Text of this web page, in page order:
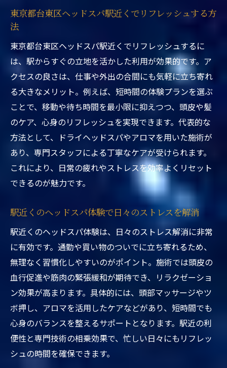
東京都台東区ヘッドスパ駅近くの効率的な
体験方法
駅近くのヘッドスパ体験は忙しい人の強い
駅近くのヘッドスパで得られるリラックス効果
東京都台東区ヘッドスパ駅近くで深いリラ
ックスを実感
駅近くのヘッドスパ体験が心身に与える癒
やし
東京都台東区ヘッドスパ駅近くで感じる安
心感
駅近くのヘッドスパ体験でストレス軽減を
東京都台東区ヘッドスパ駅近く体験の幸福
感とは
駅近くヘッドスパ体験で心の疲れもリセッ
ト
ヘッドスパ体験プラン選びで知っておきたいこ
と
東京都台東区ヘッドスパ駅近く体験プラン
の比較ポイント
駅近くで選ぶべきヘッドスパ体験のコツ
東京都台東区ヘッドスパ駅近くでリフレッシュする方
法
東京都台東区ヘッドスパ駅近くでリフレッシュするに
は、駅からすぐの立地を活かした利用が効果的です。ア
クセスの良さは、仕事や外出の合間にも気軽に立ち寄れ
る大きなメリット。例えば、短時間の体験プランを選ぶ
ことで、移動や待ち時間を最小限に抑えつつ、頭皮や髪
のケア、心身のリフレッシュを実現できます。代表的な
方法として、ドライヘッドスパやアロマを用いた施術が
あり、専門スタッフによる丁寧なケアが受けられます。
これにより、日常の疲れやストレスを効率よくリセット
できるのが魅力です。
駅近くのヘッドスパ体験で日々のストレスを解消
駅近くのヘッドスパ体験は、日々のストレス解消に非常
に有効です。通勤や買い物のついでに立ち寄れるため、
無理なく習慣化しやすいのがポイント。施術では頭皮の
血行促進や筋肉の緊張緩和が期待でき、リラクゼーショ
ン効果が高まります。具体的には、頭部マッサージやツ
ボ押し、アロマを活用したケアなどがあり、短時間でも
心身のバランスを整えるサポートとなります。駅近の利
便性と専門技術の相乗効果で、忙しい日々にもリフレッ
シュの時間を確保できます。